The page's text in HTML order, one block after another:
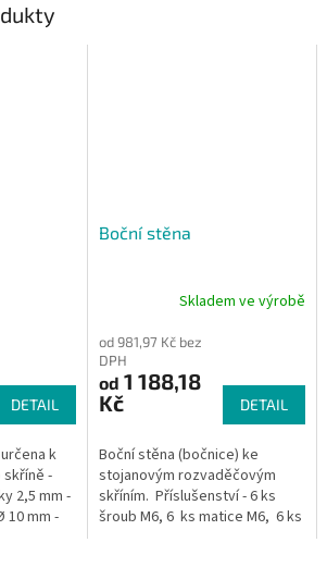
DETAIL
k
-
2,5 mm -
10 mm -
Boční stěna
Skladem ve výrobě
od 981,97 Kč bez
DPH
od 1 188,18
Kč
DETAIL
Boční stěna (bočnice) ke
stojanovým rozvaděčovým
skříním. Příslušenství - 6 ks
šroub M6, 6 ks matice M6, 6 ks